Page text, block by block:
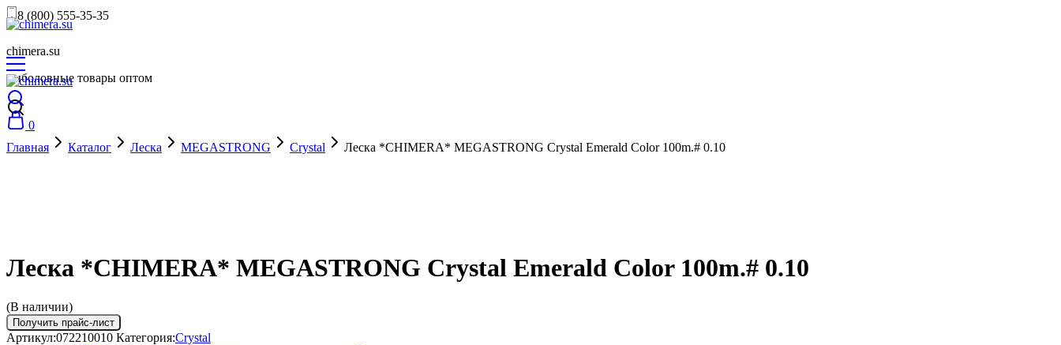
8 (800) 555-35-35
chimera.su
рыболовные товары оптом
0
Главная
Каталог Леска MEGASTRONG Crystal Леска *CHIMERA* MEGASTRONG Crystal Emerald Color 100m.# 0.10
Леска *CHIMERA* MEGASTRONG Crystal Emerald Color 100m.# 0.10
(В наличии)
Получить прайс-лист
Артикул:072210010 Категория:Crystal